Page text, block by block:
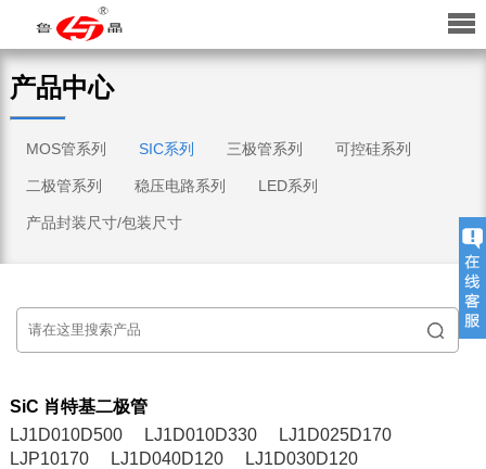
产品中心
MOS管系列 SIC系列 三极管系列 可控硅系列
二极管系列 稳压电路系列 LED系列
产品封装尺寸/包装尺寸
SiC 肖特基二极管
LJ1D010D500
LJ1D010D330
LJ1D025D170
LJP10170
LJ1D040D120
LJ1D030D120